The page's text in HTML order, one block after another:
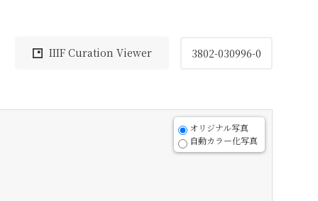
IIIF Curation Viewer 3802-030996-0
オリジナル写真
自動カラー化写真